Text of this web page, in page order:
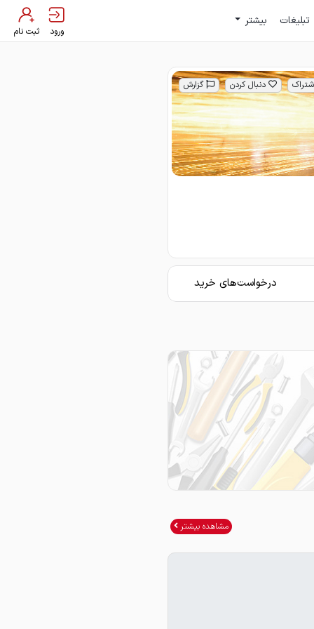
تبلیغات بیشتر
ورود ثبت نام
دنبال کردن گزارش
درخواست‌های خرید
مشاهده بیشتر